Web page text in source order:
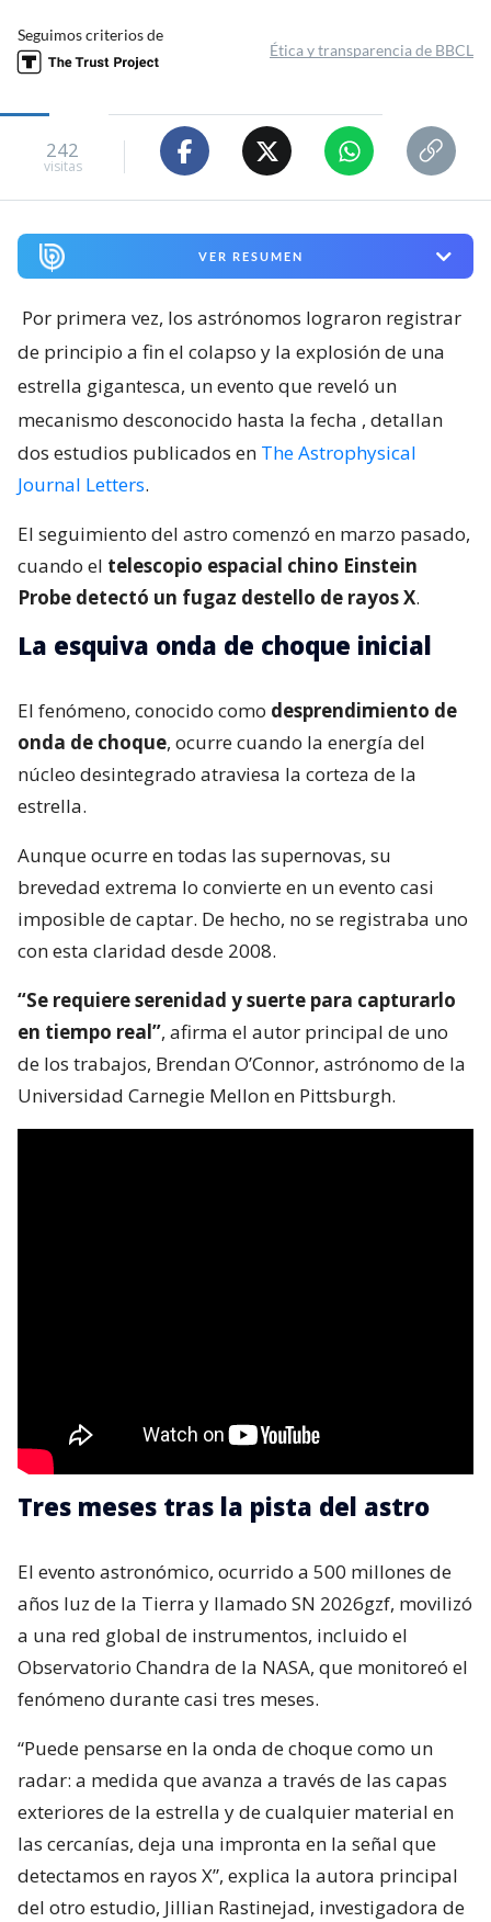
Seguimos criterios de
Ética y transparencia de BBCL
242
visitas
VER RESUMEN
Por primera vez, los astrónomos lograron registrar
de principio a fin el colapso y la explosión de una
estrella gigantesca, un evento que reveló un
mecanismo desconocido hasta la fecha , detallan
dos estudios publicados en The Astrophysical
Journal Letters.
El seguimiento del astro comenzó en marzo pasado,
cuando el telescopio espacial chino Einstein
Probe detectó un fugaz destello de rayos X.
La esquiva onda de choque inicial
El fenómeno, conocido como desprendimiento de
onda de choque, ocurre cuando la energía del
núcleo desintegrado atraviesa la corteza de la
estrella.
Aunque ocurre en todas las supernovas, su
brevedad extrema lo convierte en un evento casi
imposible de captar. De hecho, no se registraba uno
con esta claridad desde 2008.
“Se requiere serenidad y suerte para capturarlo
en tiempo real”, afirma el autor principal de uno
de los trabajos, Brendan O’Connor, astrónomo de la
Universidad Carnegie Mellon en Pittsburgh.
Tres meses tras la pista del astro
El evento astronómico, ocurrido a 500 millones de
años luz de la Tierra y llamado SN 2026gzf, movilizó
a una red global de instrumentos, incluido el
Observatorio Chandra de la NASA, que monitoreó el
fenómeno durante casi tres meses.
“Puede pensarse en la onda de choque como un
radar: a medida que avanza a través de las capas
exteriores de la estrella y de cualquier material en
las cercanías, deja una impronta en la señal que
detectamos en rayos X”, explica la autora principal
del otro estudio, Jillian Rastinejad, investigadora de